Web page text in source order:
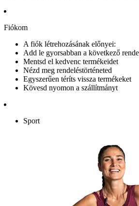
Fiókom
A fiók létrehozásának előnyei:
Add le gyorsabban a következő
Mentsd el kedvenc termékeidet
Nézd meg rendeléstörténeted
Egyszerűen téríts vissza termékeket
Kövesd nyomon a szállítmányt
Sport